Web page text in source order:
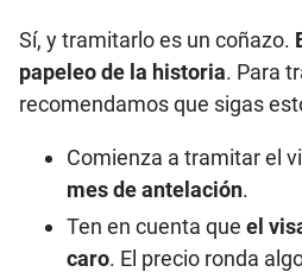
Sí, y tramitarlo es un coñazo.
papeleo de la historia. Para
recomendamos que sigas
Comienza a tramitar el
mes de antelación.
Ten en cuenta que el
caro. El precio ronda